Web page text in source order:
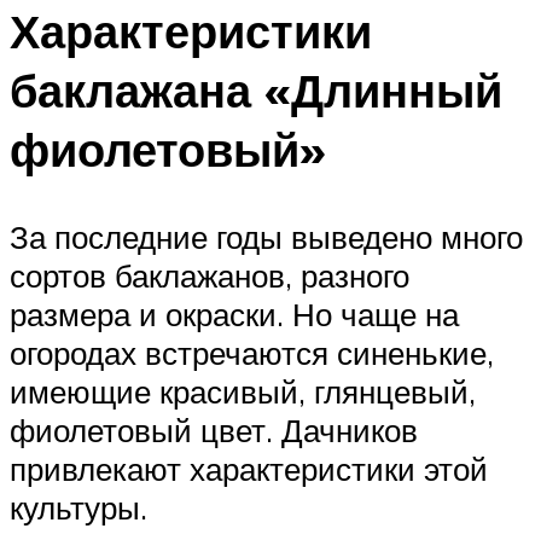
Характеристики
баклажана «Длинный
фиолетовый»
За последние годы выведено много
сортов баклажанов, разного
размера и окраски. Но чаще на
огородах встречаются синенькие,
имеющие красивый, глянцевый,
фиолетовый цвет. Дачников
привлекают характеристики этой
культуры.